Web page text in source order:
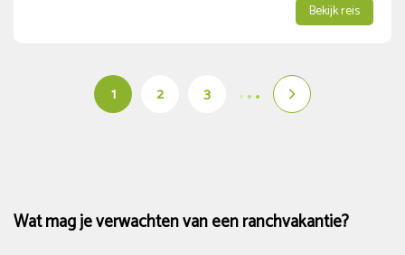
Bekijk reis
1 2 3
Wat mag je verwachten van een ranchvakantie?